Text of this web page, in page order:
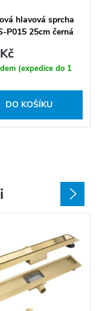
hlavová sprcha
P015 25cm černá
(expedice do 1
DO KOŠÍKU